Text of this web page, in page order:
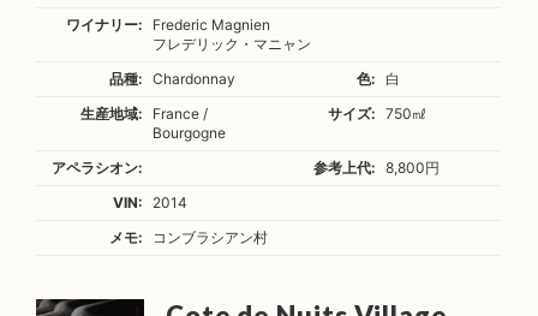
ワイナリー:
Frederic Magnien
フレデリック・マニャン
品種:
Chardonnay 色:
白
生産地域:
France /
Bourgogne
サイズ: 750㎖
アペラシオン: 参考上代:
8,800円
VIN:
2014
メモ:
コンブラシアン村